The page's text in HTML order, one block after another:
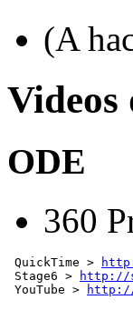
(A
Videos
ODE
360
QuickTime >
Stage6 >
http://
YouTube >
http://